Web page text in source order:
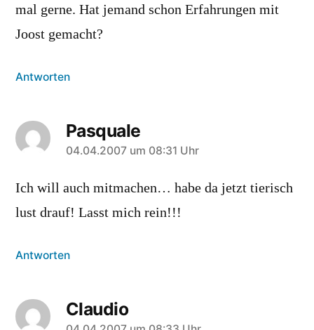
mal gerne. Hat jemand schon Erfahrungen mit
Joost gemacht?
Antworten
Pasquale
sagt:
04.04.2007 um 08:31 Uhr
Ich will auch mitmachen… habe da jetzt tierisch
lust drauf! Lasst mich rein!!!
Antworten
Claudio